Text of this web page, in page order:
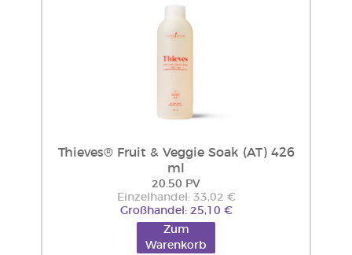
Thieves® Fruit & Veggie Soak (AT) 426
ml
20.50 PV
Einzelhandel: 33,02 €
Großhandel: 25,10 €
Zum
Warenkorb